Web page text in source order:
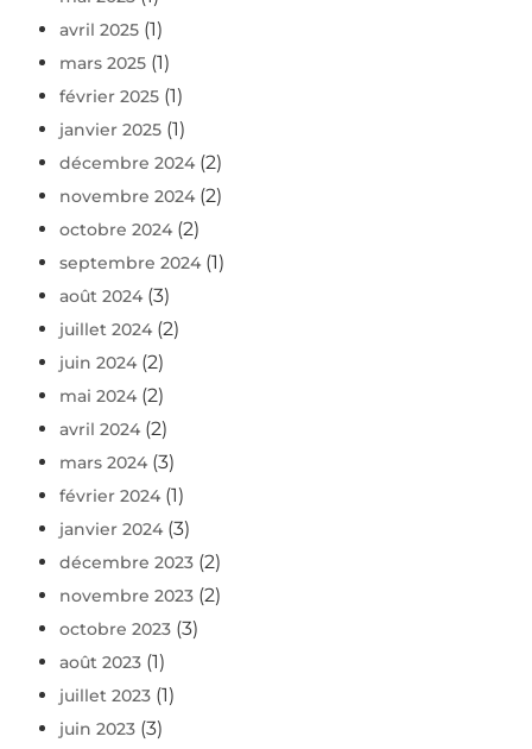
avril 2025 (1)
mars 2025 (1)
février 2025 (1)
janvier 2025 (1)
décembre 2024 (2)
novembre 2024 (2)
octobre 2024 (2)
septembre 2024 (1)
août 2024 (3)
juillet 2024 (2)
juin 2024 (2)
mai 2024 (2)
avril 2024 (2)
mars 2024 (3)
février 2024 (1)
janvier 2024 (3)
décembre 2023 (2)
novembre 2023 (2)
octobre 2023 (3)
août 2023 (1)
juillet 2023 (1)
juin 2023 (3)